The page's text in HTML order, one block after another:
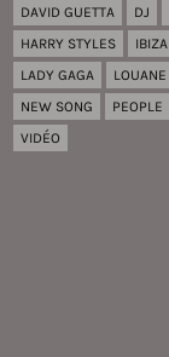
DAVID GUETTA
DJ
HARRY STYLES
IBIZA
LADY GAGA
LOUANE
NEW SONG
PEOPLE
VIDÉO